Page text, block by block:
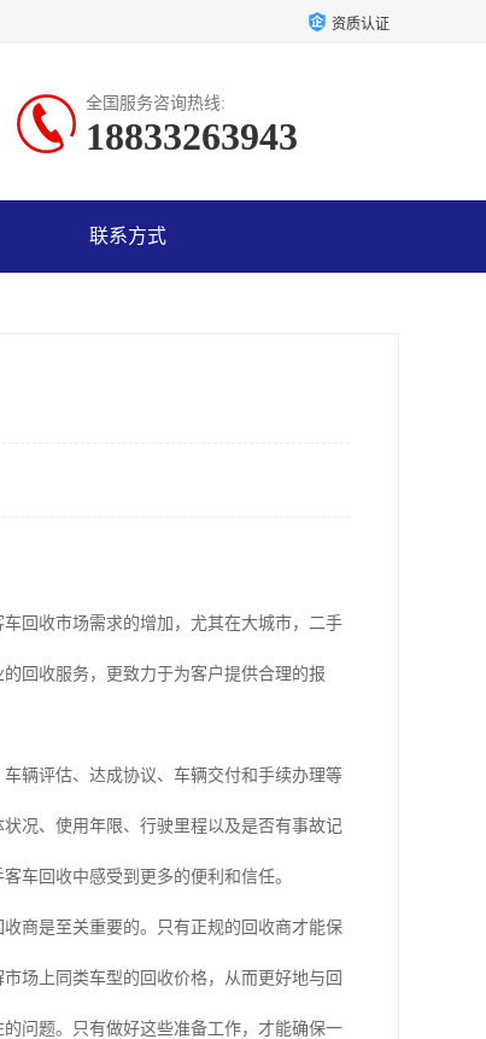
资质认证
全国服务咨询热线:
18833263943
联系方式
回收市场需求的增加，尤其在大城市，二手
回收服务，更致力于为客户提供合理的报
辆评估、达成协议、车辆交付和手续办理等
况、使用年限、行驶里程以及是否有事故记
车回收中感受到更多的便利和信任。
商是至关重要的。只有正规的回收商才能保
场上同类车型的回收价格，从而更好地与回
问题。只有做好这些准备工作，才能确保一